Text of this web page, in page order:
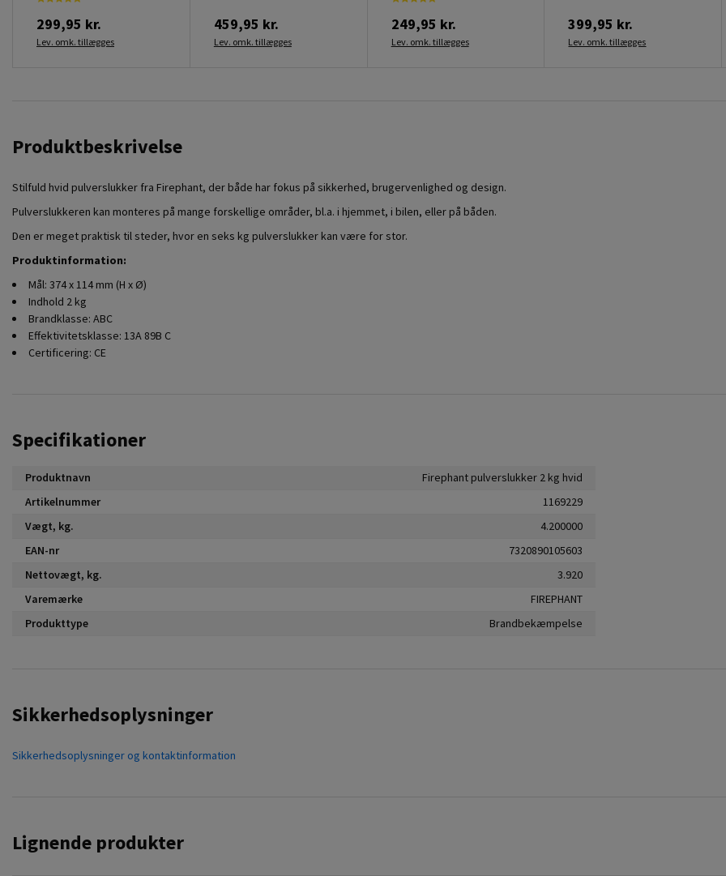
299,95 kr.
Lev. omk. tillægges
459,95 kr.
Lev. omk. tillægges
249,95 kr.
Lev. omk. tillægges
399,95 kr.
Lev. omk. tillægges
Produktbeskrivelse
Stilfuld hvid pulverslukker fra Firephant, der både har fokus på sikkerhed, brugervenlighed og design.
Pulverslukkeren kan monteres på mange forskellige områder, bl.a. i hjemmet, i bilen, eller på båden.
Den er meget praktisk til steder, hvor en seks kg pulverslukker kan være for stor.
Produktinformation:
Mål: 374 x 114 mm (H x Ø)
Indhold 2 kg
Brandklasse: ABC
Effektivitetsklasse: 13A 89B C
Certificering: CE
Specifikationer
Produktnavn
Firephant pulverslukker 2 kg hvid
Artikelnummer
1169229
Vægt, kg.
4.200000
EAN-nr
7320890105603
Nettovægt, kg.
3.920
Varemærke
FIREPHANT
Produkttype
Brandbekæmpelse
Sikkerhedsoplysninger
Sikkerhedsoplysninger og kontaktinformation
Lignende produkter